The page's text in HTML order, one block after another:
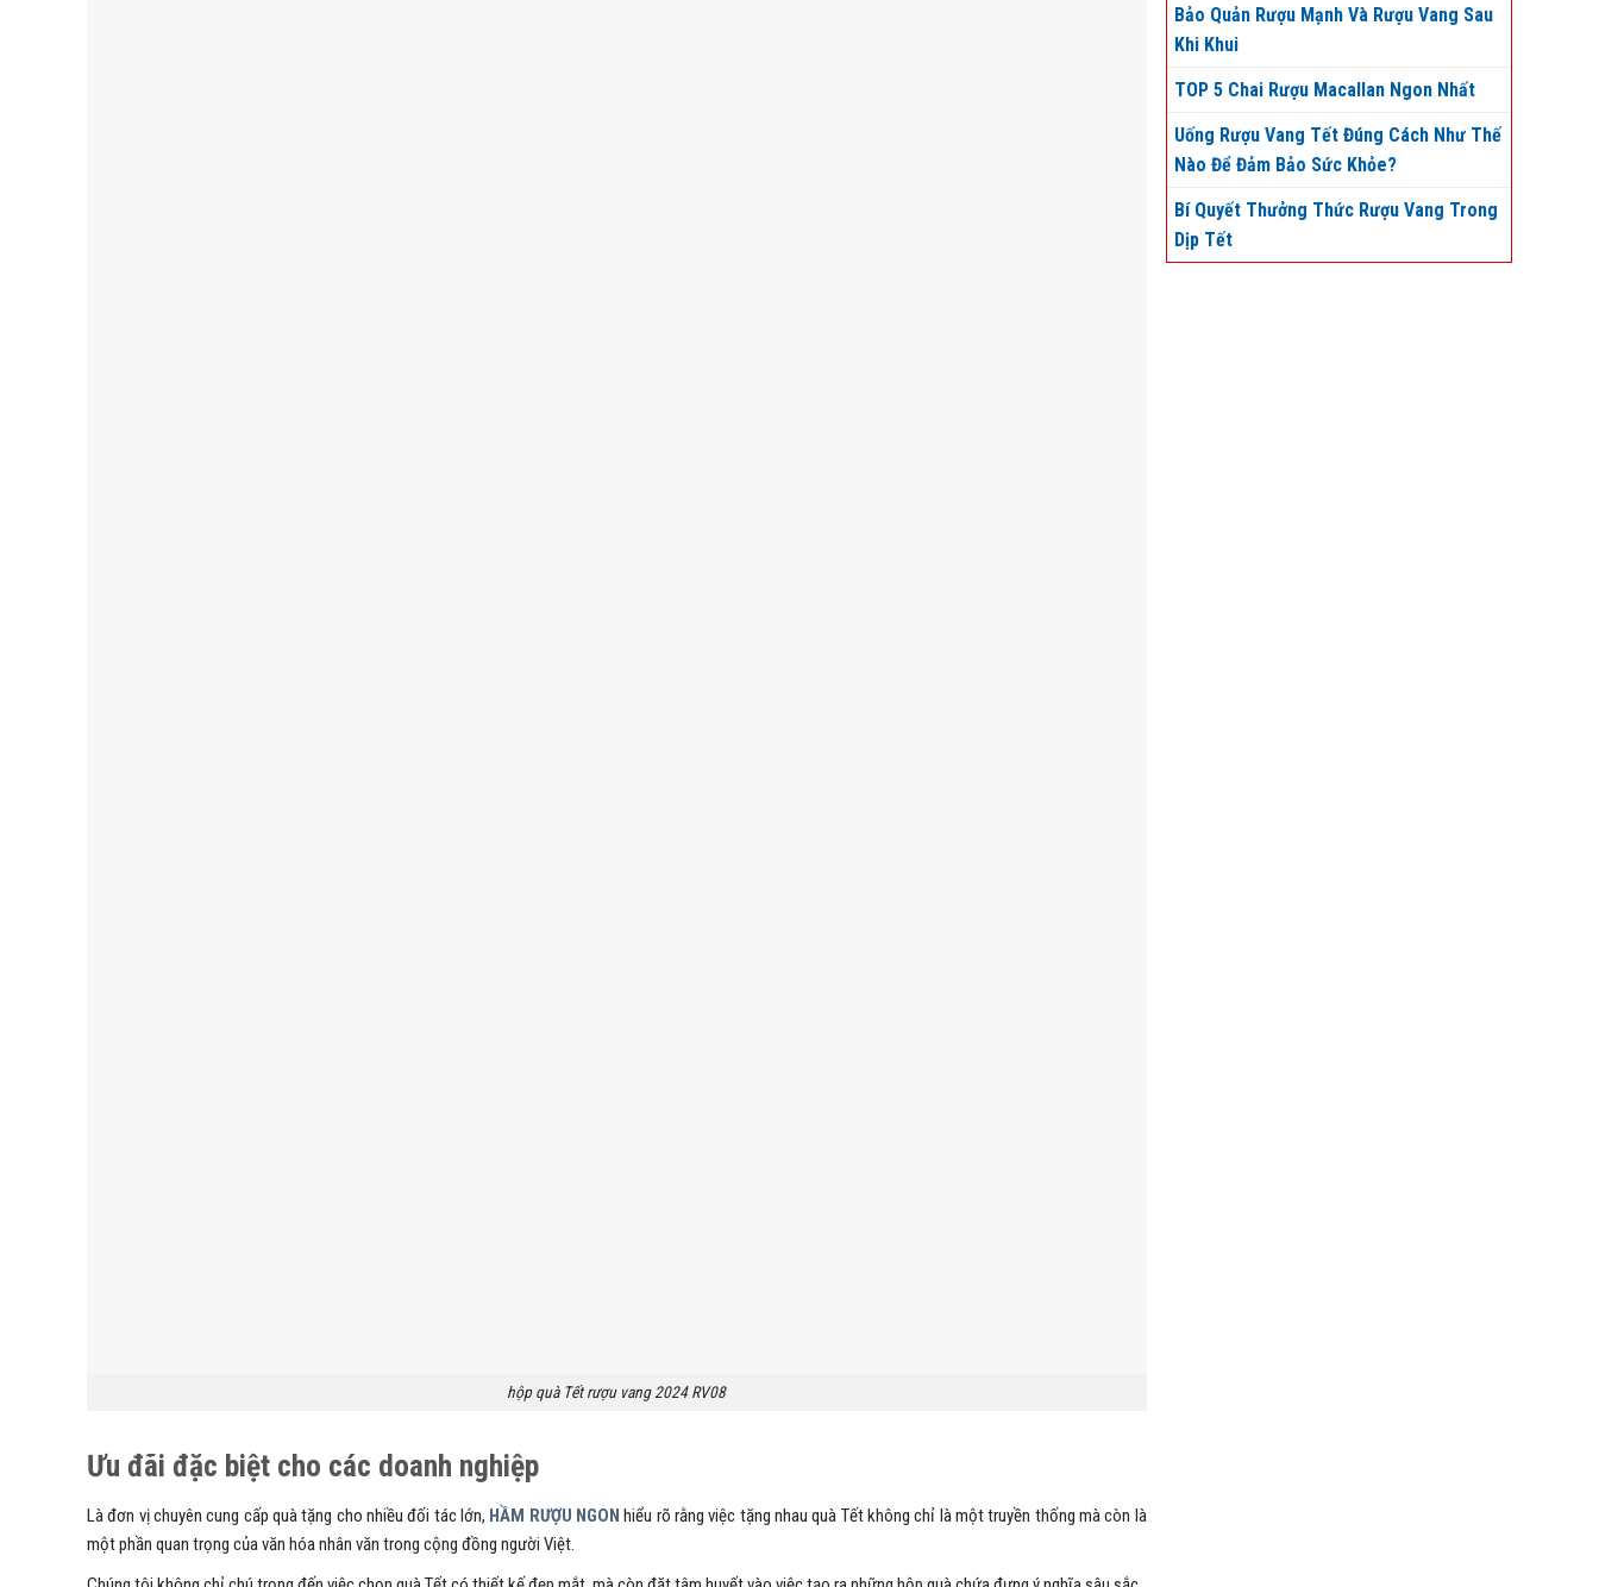
Bảo Quản Rượu Mạnh Và Rượu Vang Sau
Khi Khui
TOP 5 Chai Rượu Macallan Ngon Nhất
Uống Rượu Vang Tết Đúng Cách Như Thế
Nào Để Đảm Bảo Sức Khỏe?
Bí Quyết Thưởng Thức Rượu Vang Trong
Dịp Tết
hộp quà Tết rượu vang 2024 RV08
Ưu đãi đặc biệt cho các doanh nghiệp
Là đơn vị chuyên cung cấp quà tặng cho nhiều đối tác lớn, HẦM RƯỢU NGON hiểu rõ rằng việc tặng nhau quà Tết không chỉ là một truyền thống mà còn là
một phần quan trọng của văn hóa nhân văn trong cộng đồng người Việt.